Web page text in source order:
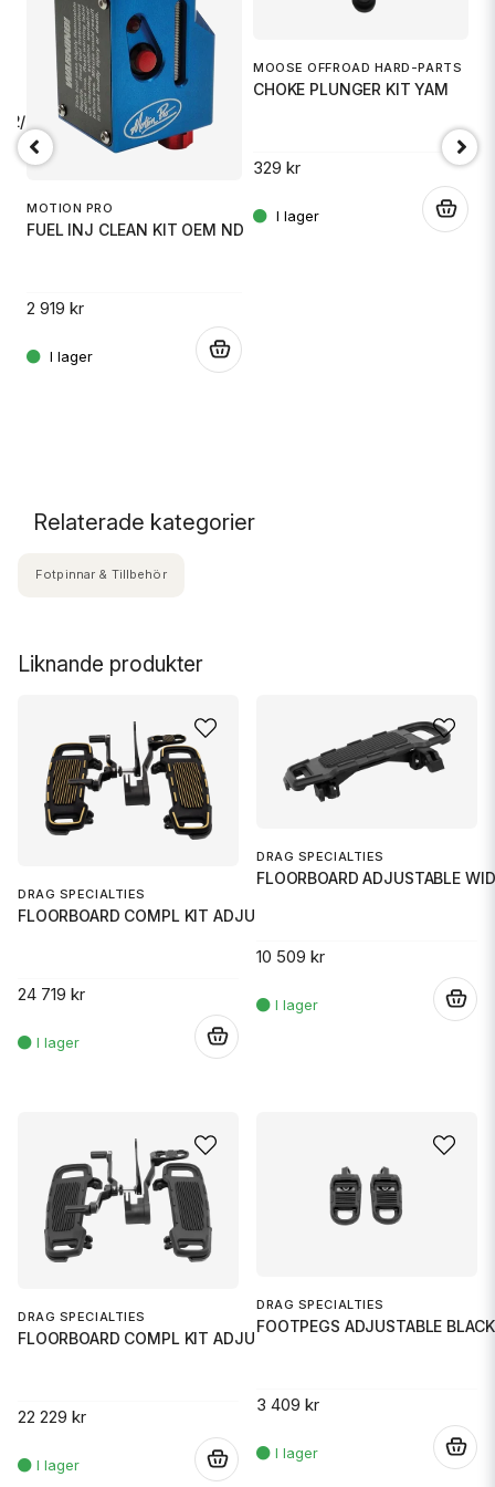
FC2
MOTION PRO
FUEL INJ CLEAN KIT OEM ND
2 919 kr
MOOSE OFFROAD HARD-PARTS
CHOKE PLUNGER KIT YAM
329 kr
Liknande produkter
DRAG SPECIALTIES
FLOORBOARD COMPL KIT ADJUSTABL
24 719 kr
DRAG SPECIALTIES
FLOORBOARD ADJUSTABLE
10 509 kr
DRAG SPECIALTIES
FLOORBOARD COMPL KIT ADJUSTABL
22 229 kr
DRAG SPECIALTIES
FOOTPEGS ADJUSTABLE BLACK
3 409 kr
Relaterade kategorier
Fotpinnar & Tillbehör